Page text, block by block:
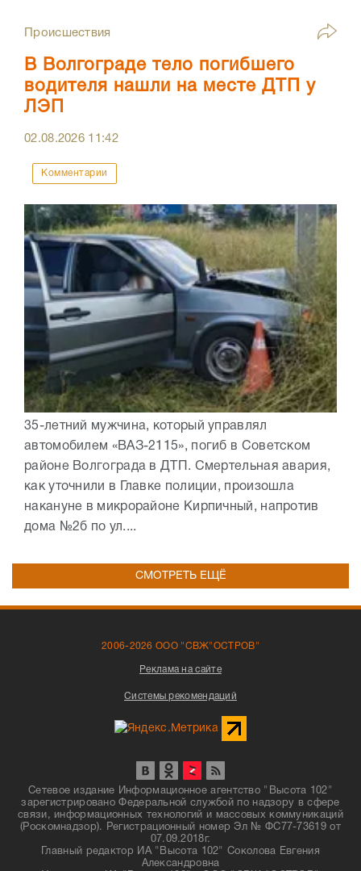
Происшествия
В Волгограде тело погибшего
водителя нашли на месте ДТП у
ЛЭП
02.08.2026 11:42
Комментарии
35-летний мужчина, который управлял
автомобилем «ВАЗ-2115», погиб в Советском
районе Волгограда в ДТП. Смертельная авария,
как уточнили в Главке полиции, произошла
накануне в микрорайоне Кирпичный, напротив
дома №2б по ул....
СМОТРЕТЬ ЕЩЁ
2006-2026 ООО "СВЖ"ОСТРОВ"
Реклама на сайте
Системы рекомендаций
Сетевое издание Информационное агентство "Высота 102"
зарегистрировано Федеральной службой по надзору в сфере
связи, информационных технологий и массовых коммуникаций
(Роскомнадзор). Регистрационный номер Эл № ФС77-73619 от
07.09.2018г.
Главный редактор ИА "Высота 102" Соколова Евгения
Александровна